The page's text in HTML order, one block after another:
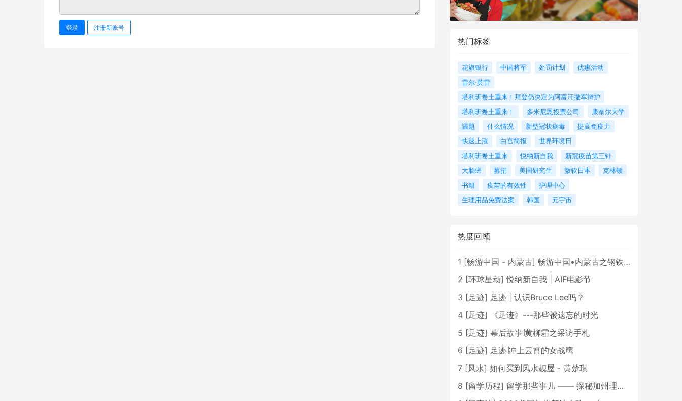
登录 注册新账号
热门标签
花旗银行 中国将军 处罚计划
优惠活动
雷尔·莫雷
塔利班卷土重来！拜登仍决定为阿富汗撤军辩护
塔利班卷土重来！
多米尼恩投票公司
康奈尔大学
議題
什么情况 新型冠状病毒
提高免疫力
快速上涨
白宫简报
世界环境日
塔利班卷土重来
悦纳新自我
新冠疫苗第三针
大肠癌
募捐 美国研究生 微软日本
克林顿
书籍
疫苗的有效性
护理中心
生理用品免费法案
韩国 元宇宙
热度回顾
1 [畅游中国 - 内蒙古] 畅游中国•内蒙古之钢铁骄子，魅力包头
2 [环球星动] 悦纳新自我 | AIF电影节
3 [足迹] 足迹 | 认识Bruce Lee吗？
4 [足迹]
《足迹》---那些被遗忘的时光
5 [足迹] 幕后故事∣黄柳霜之采访手札
6 [足迹] 足迹∣冲上云霄的女战鹰
7 [风水] 如何买到风水靓屋 - 黄楚琪
8 [留学历程] 留学那些事儿 —— 探秘加州理工学院Caltech博士生活 [上集]